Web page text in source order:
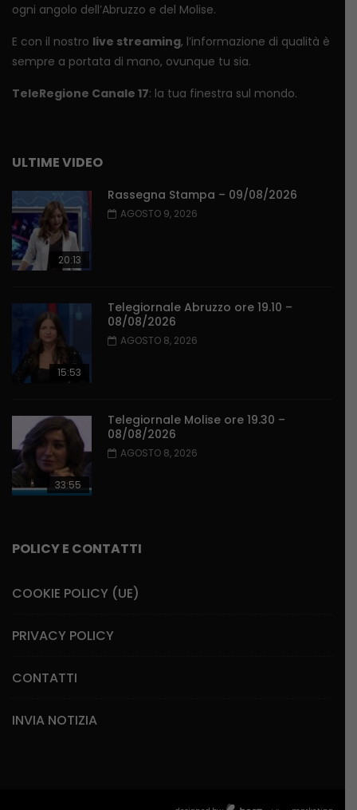
ogni angolo dell’Abruzzo e del Molise.
E con il nostro live streaming, l’informazione di qualità è
sempre a portata di mano, ovunque tu sia.
TeleRegione Canale 17: la tua finestra sul mondo.
ULTIME VIDEO
20:13
Rassegna Stampa – 09/08/2026
AGOSTO 9, 2026
15:53
Telegiornale Abruzzo ore 19.10 –
08/08/2026
AGOSTO 8, 2026
33:55
Telegiornale Molise ore 19.30 –
08/08/2026
AGOSTO 8, 2026
POLICY E CONTATTI
COOKIE POLICY (UE)
PRIVACY POLICY
CONTATTI
INVIA NOTIZIA